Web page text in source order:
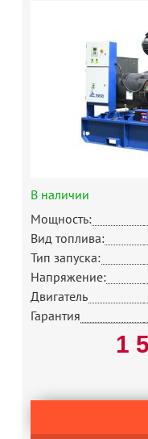
В наличии
Мощность:
Вид топлива:
Тип запуска:
Напряжение:
Двигатель
Гарантия
1